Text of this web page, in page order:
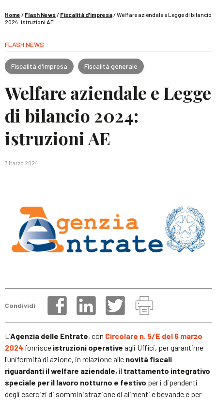
Home / Flash News/ Fiscalità d'impresa/Welfare aziendale e Legge di bilancio
2024: istruzioni AE
FLASH NEWS
Fiscalità d'impresa Fiscalità generale
Welfare aziendale e Legge
di bilancio 2024:
istruzioni AE
7 Marzo 2024
Condividi
L’Agenzia delle Entrate, con Circolare n. 5/E del 6 marzo
2024 fornisce istruzioni operative agli Uffici, per garantirne
l’uniformità di azione, in relazione alle novità fiscali
riguardanti il welfare aziendale, il trattamento integrativo
speciale per il lavoro notturno e festivo per i dipendenti
degli esercizi di somministrazione di alimenti e bevande e per